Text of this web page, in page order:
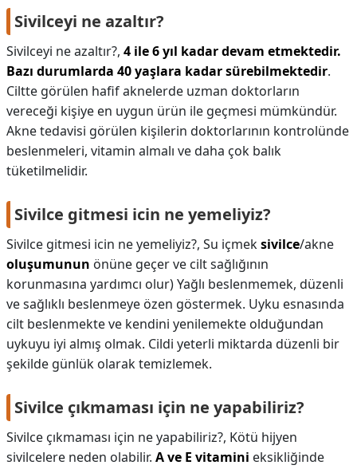
Sivilceyi ne azaltır?
Sivilceyi ne azaltır?, 4 ile 6 yıl kadar devam etmektedir.
Bazı durumlarda 40 yaşlara kadar sürebilmektedir.
Ciltte görülen hafif aknelerde uzman doktorların
vereceği kişiye en uygun ürün ile geçmesi mümkündür.
Akne tedavisi görülen kişilerin doktorlarının kontrolünde
beslenmeleri, vitamin almalı ve daha çok balık
tüketilmelidir.
Sivilce gitmesi icin ne yemeliyiz?
Sivilce gitmesi icin ne yemeliyiz?, Su içmeksivilce/akne
oluşumunun önüne geçer ve cilt sağlığının
korunmasına yardımcı olur) Yağlı beslenmemek, düzenli
ve sağlıklı beslenmeye özen göstermek. Uyku esnasında
cilt beslenmekte ve kendini yenilemekte olduğundan
uykuyu iyi almış olmak. Cildi yeterli miktarda düzenli bir
şekilde günlük olarak temizlemek.
Sivilce çıkmaması için ne yapabiliriz?
Sivilce çıkmaması için ne yapabiliriz?, Kötü hijyen
sivilcelere neden olabilir. A ve E vitamini eksikliğinde